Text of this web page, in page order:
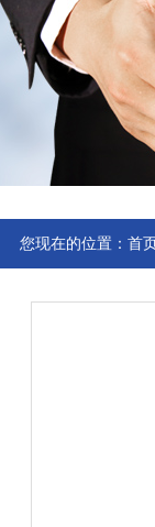
您现在的位置： 首